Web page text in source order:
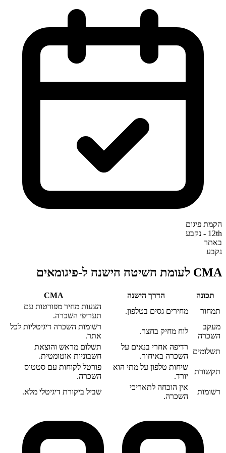
הקמת פיגום
12th - נקבע
באתר
נקבע
CMA לעומת השיטה הישנה ל-פיגומאים
תכונה הדרך הישנה
CMA‎
תמחור
מחירים גסים בטלפון.
הצעות מחיר מפורטות עם
תעריפי השכרה.
מעקב
השכרה
לוח מחיק בחצר.
רשומות השכרה דיגיטליות לכל
אתר.
תשלומים
רדיפה אחרי בנאים על
השכרה באיחור.
תשלום מראש והוצאת
חשבוניות אוטומטית.
תקשורת
שיחות טלפון על מתי הוא
יורד.
פורטל לקוחות עם סטטוס
השכרה.
רשומות
אין הוכחה לתאריכי
השכרה.
שביל ביקורת דיגיטלי מלא.